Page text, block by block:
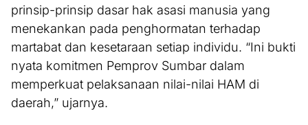
prinsip-prinsip dasar hak asasi manusia yang
menekankan pada penghormatan terhadap
martabat dan kesetaraan setiap individu. “Ini bukti
nyata komitmen Pemprov Sumbar dalam
memperkuat pelaksanaan nilai-nilai HAM di
daerah,” ujarnya.